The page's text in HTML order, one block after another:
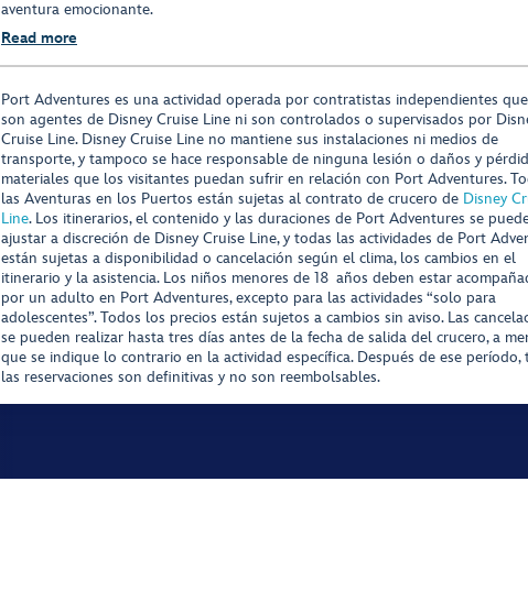
aventura emocionante.
Read more
Port Adventures es una actividad operada por contratistas independientes
son agentes de Disney Cruise Line ni son controlados o supervisados por
Cruise Line. Disney Cruise Line no mantiene sus instalaciones ni medios de
transporte, y tampoco se hace responsable de ninguna lesión o daños y
materiales que los visitantes puedan sufrir en relación con Port Adventures.
las Aventuras en los Puertos están sujetas al contrato de crucero de Disney
Line. Los itinerarios, el contenido y las duraciones de Port Adventures se
ajustar a discreción de Disney Cruise Line, y todas las actividades de Port
están sujetas a disponibilidad o cancelación según el clima, los cambios en el
itinerario y la asistencia. Los niños menores de 18 años deben estar
por un adulto en Port Adventures, excepto para las actividades “solo para
adolescentes”. Todos los precios están sujetos a cambios sin aviso. Las
se pueden realizar hasta tres días antes de la fecha de salida del crucero, a
que se indique lo contrario en la actividad específica. Después de ese período,
las reservaciones son definitivas y no son reembolsables.